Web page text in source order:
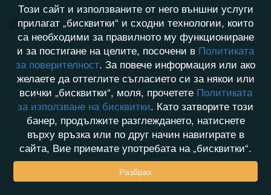
Хронология на игри
Този сайт и използваните от него външни услуги
прилагат „бисквитки“ и сходни технологии, които
са необходими за правилното му функциониране
и за постигане на целите, посочени в Политиката
за поверителност. За повече информация или ако
желаете да оттеглите съгласието си за някои или
всички „бисквитки“, моля, прочетете Политиката
за използване на бисквитки. Като затворите този
банер, продължите разглеждането, натиснете
върху връзка или по друг начин навигирате в
сайта, Вие приемате употребата на „бисквитки“.
Разбрах